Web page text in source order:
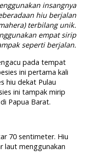
insangnya
hiu berjalan
terbilang unik.
empat sirip
seperti berjalan.
pada tempat
ini pertama kali
hiu dekat Pulau
ini tampak mirip
Papua Barat.
70 sentimeter. Hiu
laut menggunakan